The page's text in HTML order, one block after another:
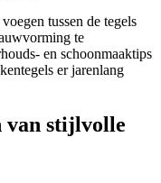
tussen de tegels
te
en schoonmaaktips
er jarenlang
van stijlvolle